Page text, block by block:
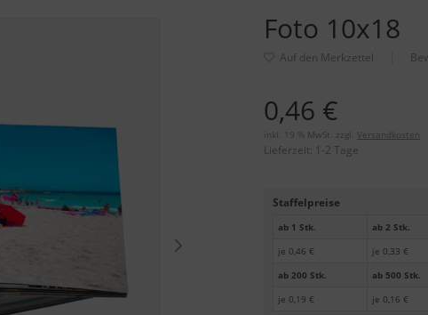
Foto 10x18
0,46 €
inkl. 19 % MwSt. zzgl. Versandkosten
Lieferzeit: 1-2 Tage
Staffelpreise
ab 1 Stk.
je 0,46 €
ab 2 Stk.
je 0,33 €
ab 200 Stk.
je 0,19 €
ab 500 Stk.
je 0,16 €